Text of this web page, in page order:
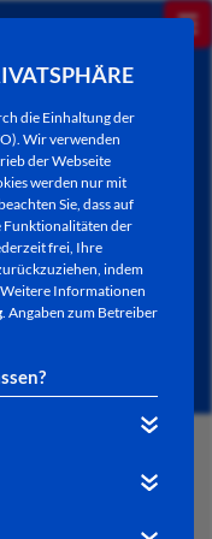
die Einhaltung der
Wir verwenden
der Webseite
werden nur mit
Sie, dass auf
Funktionalitäten der
frei, Ihre
indem
Weitere Informationen
. Angaben zum Betreiber